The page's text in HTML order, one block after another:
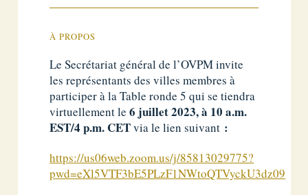
À PROPOS
Le Secrétariat général de l’OVPM invite
les représentants des villes membres à
participer à la Table ronde 5 qui se tiendra
virtuellement le6 juillet 2023,à 10 a.m.
EST/4 p.m. CETvia le lien suivant :
https://us06web.zoom.us/j/85813029775?
pwd=eXl5VTF3bE5PLzF1NWtoQTVyckU3dz09